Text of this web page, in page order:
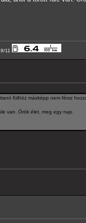
11
fülhöz másképp nem férsz
van. Örök élet, meg egy nap.